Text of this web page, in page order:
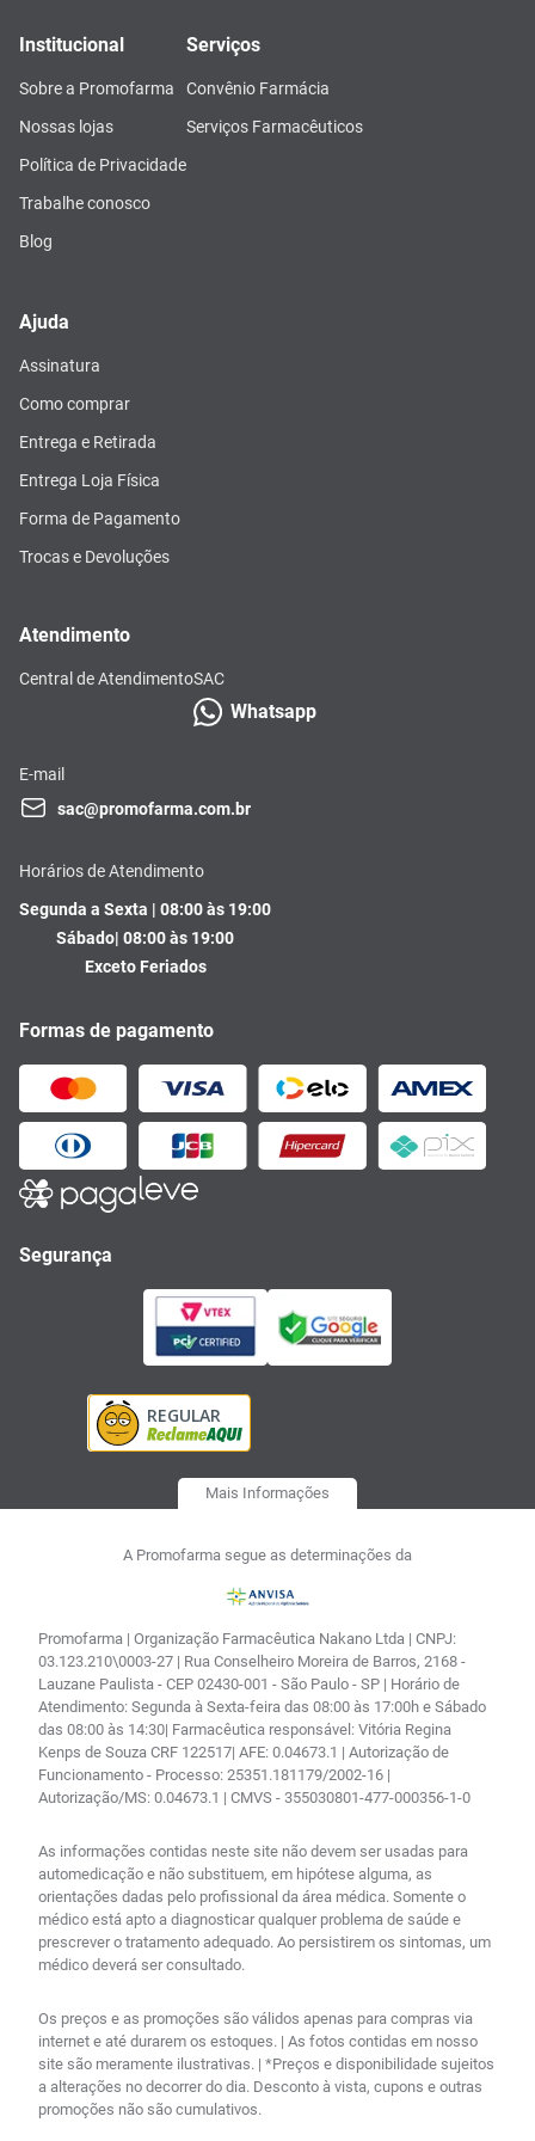
Institucional
Sobre a Promofarma
Nossas lojas
Política de Privacidade
Trabalhe conosco
Blog
Serviços
Convênio Farmácia
Serviços Farmacêuticos
Ajuda
Assinatura
Como comprar
Entrega e Retirada
Entrega Loja Física
Forma de Pagamento
Trocas e Devoluções
Atendimento
Central de AtendimentoSAC
Whatsapp
E-mail
sac@promofarma.com.br
Horários de Atendimento
Segunda a Sexta | 08:00 às 19:00
Sábado| 08:00 às 19:00
Exceto Feriados
Formas de pagamento
Segurança
Mais Informações
A Promofarma segue as determinações da
Promofarma | Organização Farmacêutica Nakano Ltda | CNPJ:
03.123.210\0003-27 | Rua Conselheiro Moreira de Barros, 2168 -
Lauzane Paulista - CEP 02430-001 - São Paulo - SP | Horário de
Atendimento: Segunda à Sexta-feira das 08:00 às 17:00h e Sábado
das 08:00 às 14:30| Farmacêutica responsável: Vitória Regina
Kenps de Souza CRF 122517| AFE: 0.04673.1 | Autorização de
Funcionamento - Processo: 25351.181179/2002-16 |
Autorização/MS: 0.04673.1 | CMVS - 355030801-477-000356-1-0
As informações contidas neste site não devem ser usadas para
automedicação e não substituem, em hipótese alguma, as
orientações dadas pelo profissional da área médica. Somente o
médico está apto a diagnosticar qualquer problema de saúde e
prescrever o tratamento adequado. Ao persistirem os sintomas, um
médico deverá ser consultado.
Os preços e as promoções são válidos apenas para compras via
internet e até durarem os estoques. | As fotos contidas em nosso
site são meramente ilustrativas. | *Preços e disponibilidade sujeitos
a alterações no decorrer do dia. Desconto à vista, cupons e outras
promoções não são cumulativos.